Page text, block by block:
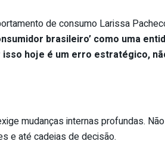
de consumo Larissa
brasileiro’ como uma
hoje é um erro estratégico,
mudanças internas profundas.
e até cadeias de decisão.